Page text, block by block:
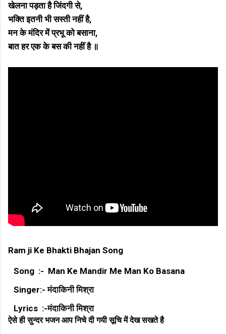
खेलना पड़ता है जिंदगी से,
भक्ति इतनी भी सस्ती नहीं है,
मन के मंदिर में प्रभू को बसाना,
बात हर एक के बस की नहीं है ॥
Ram ji Ke Bhakti Bhajan Song
Song :- Man Ke Mandir Me Man Ko Basana
Singer:-मंदाकिनी मिश्रा
Lyrics :-मंदाकिनी मिश्रा
ऐसे ही सुन्दर भजन आप निचे दी गयी सूचि में देख सखते है